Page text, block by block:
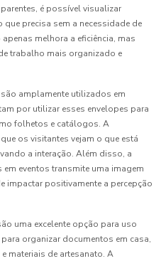
é possível visualizar
precisa sem a necessidade de
melhora a eficiência, mas
trabalho mais organizado e
amplamente utilizados em
por utilizar esses envelopes para
folhetos e catálogos. A
os visitantes vejam o que está
a interação. Além disso, a
eventos transmite uma imagem
impactar positivamente a percepção
uma excelente opção para uso
organizar documentos em casa,
materiais de artesanato. A